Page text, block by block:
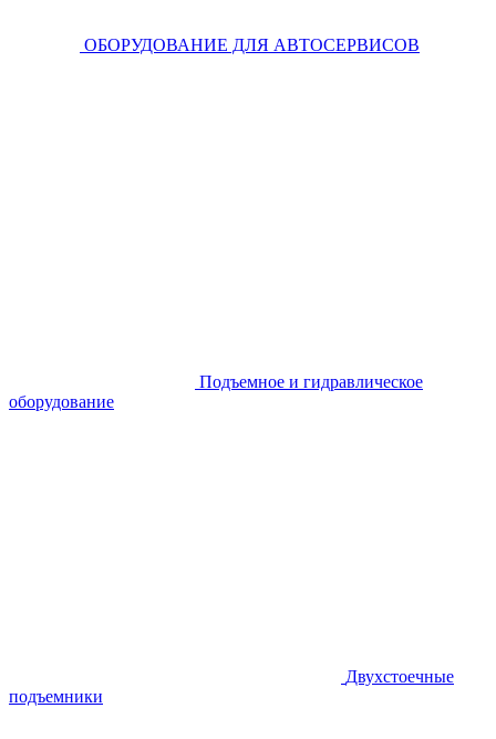
ОБОРУДОВАНИЕ ДЛЯ АВТОСЕРВИСОВ
Подъемное и гидравлическое
оборудование
Двухстоечные
подъемники